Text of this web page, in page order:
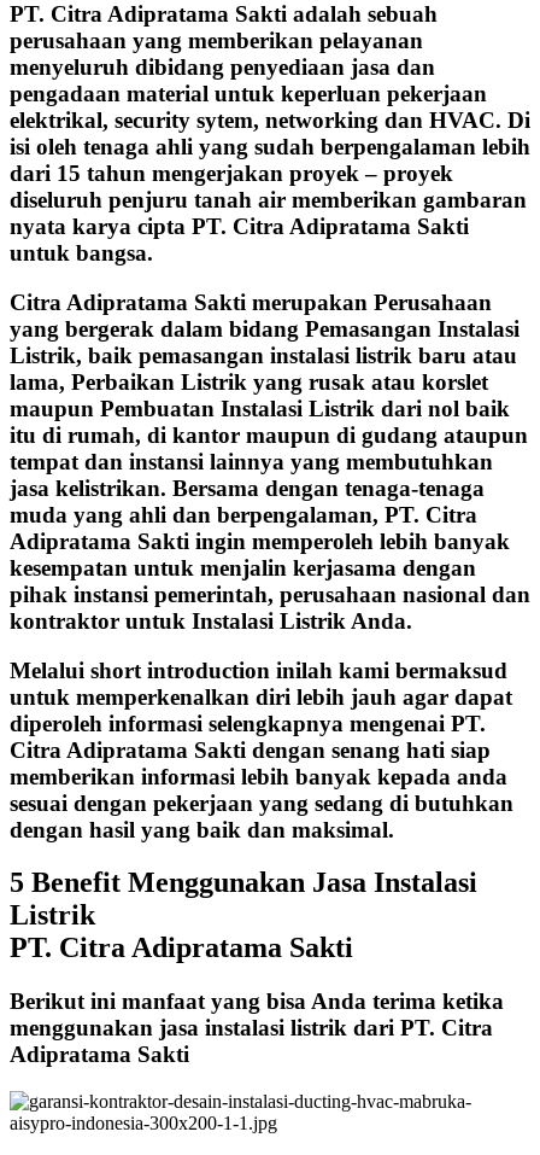
PT. Citra Adipratama Sakti adalah sebuah
perusahaan yang memberikan pelayanan
menyeluruh dibidang penyediaan jasa dan
pengadaan material untuk keperluan pekerjaan
elektrikal, security sytem, networking dan HVAC. Di
isi oleh tenaga ahli yang sudah berpengalaman lebih
dari 15 tahun mengerjakan proyek – proyek
diseluruh penjuru tanah air memberikan gambaran
nyata karya cipta PT. Citra Adipratama Sakti
untuk bangsa.
Citra Adipratama Sakti merupakan Perusahaan
yang bergerak dalam bidang Pemasangan Instalasi
Listrik, baik pemasangan instalasi listrik baru atau
lama, Perbaikan Listrik yang rusak atau korslet
maupun Pembuatan Instalasi Listrik dari nol baik
itu di rumah, di kantor maupun di gudang ataupun
tempat dan instansi lainnya yang membutuhkan
jasa kelistrikan. Bersama dengan tenaga-tenaga
muda yang ahli dan berpengalaman, PT. Citra
Adipratama Sakti ingin memperoleh lebih banyak
kesempatan untuk menjalin kerjasama dengan
pihak instansi pemerintah, perusahaan nasional dan
kontraktor untuk Instalasi Listrik Anda.
Melalui short introduction inilah kami bermaksud
untuk memperkenalkan diri lebih jauh agar dapat
diperoleh informasi selengkapnya mengenai PT.
Citra Adipratama Sakti dengan senang hati siap
memberikan informasi lebih banyak kepada anda
sesuai dengan pekerjaan yang sedang di butuhkan
dengan hasil yang baik dan maksimal.
5 Benefit Menggunakan Jasa Instalasi
Listrik
PT. Citra Adipratama Sakti
Berikut ini manfaat yang bisa Anda terima ketika
menggunakan jasa instalasi listrik dari PT. Citra
Adipratama Sakti